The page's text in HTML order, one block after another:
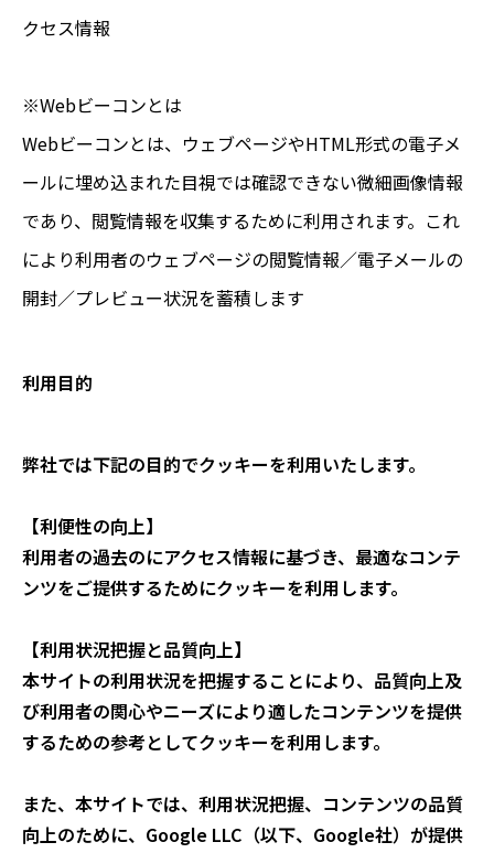
クセス情報
※Webビーコンとは
Webビーコンとは、ウェブページやHTML形式の電子メ
ールに埋め込まれた目視では確認できない微細画像情報
であり、閲覧情報を収集するために利用されます。これ
により利用者のウェブページの閲覧情報／電子メールの
開封／プレビュー状況を蓄積します
利用目的
弊社では下記の目的でクッキーを利用いたします。
【利便性の向上】
利用者の過去のにアクセス情報に基づき、最適なコンテ
ンツをご提供するためにクッキーを利用します。
【利用状況把握と品質向上】
本サイトの利用状況を把握することにより、品質向上及
び利用者の関心やニーズにより適したコンテンツを提供
するための参考としてクッキーを利用します。
また、本サイトでは、利用状況把握、コンテンツの品質
向上のために、Google LLC（以下、Google社）が提供